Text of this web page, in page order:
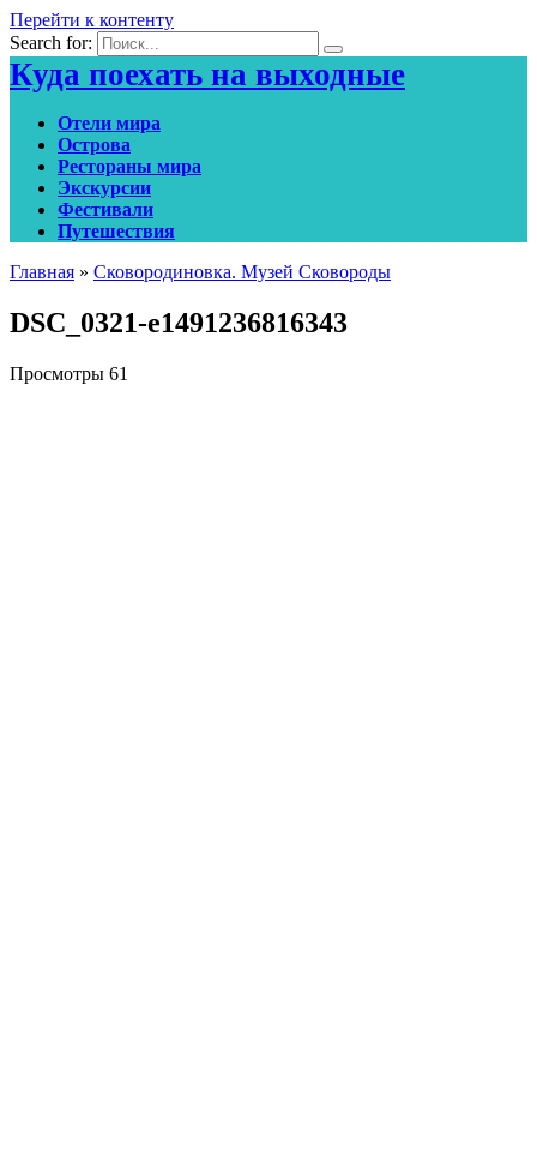
Перейти к контенту
Search for:
Куда поехать на выходные
Отели мира
Острова
Рестораны мира
Экскурсии
Фестивали
Путешествия
Главная » Сковородиновка. Музей Сковороды
DSC_0321-e1491236816343
Просмотры 61